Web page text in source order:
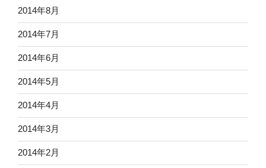
2014年8月
2014年7月
2014年6月
2014年5月
2014年4月
2014年3月
2014年2月